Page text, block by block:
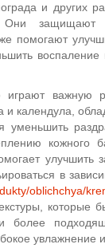
и других
Они защищают
помогают
воспаление
играют важную
и календула,
уменьшить
кожного
улучшить
в
oblichchya/
которые
более
увлажнение